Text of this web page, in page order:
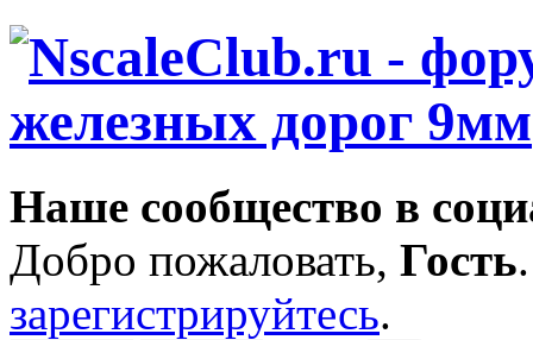
Наше сообщество в
Добро пожаловать, Гость
зарегистрируйтесь.